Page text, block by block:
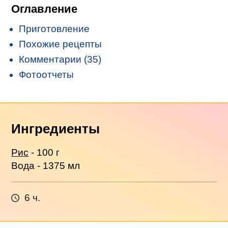
Оглавление
Приготовление
Похожие рецепты
Комментарии (35)
Фотоотчеты
Ингредиенты
Рис - 100 г
Вода - 1375 мл
6 ч.